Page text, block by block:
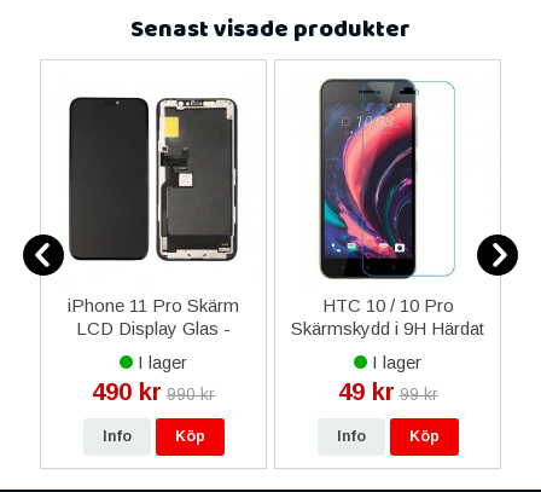
Senast visade produkter
iPhone 11 Pro Skärm
LCD Display Glas -
Livstidsgaranti
I lager
490 kr 990 kr
Info Köp
HTC 10 / 10 Pro
Skärmskydd i 9H Härdat
Glas
I lager
49 kr 99 kr
Info Köp